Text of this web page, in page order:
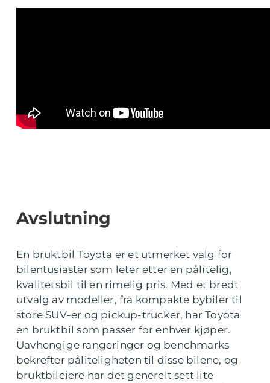
Avslutning
En bruktbil Toyota er et utmerket valg for
bilentusiaster som leter etter en pålitelig,
kvalitetsbil til en rimelig pris. Med et bredt
utvalg av modeller, fra kompakte bybiler til
store SUV-er og pickup-trucker, har Toyota
en bruktbil som passer for enhver kjøper.
Uavhengige rangeringer og benchmarks
bekrefter påliteligheten til disse bilene, og
bruktbileiere har det generelt sett lite